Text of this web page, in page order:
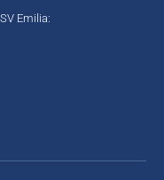
Emilia: